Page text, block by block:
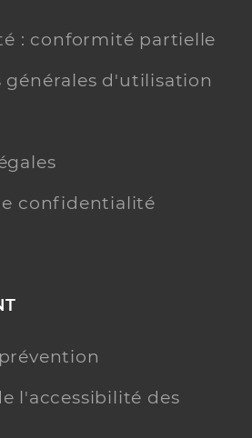
: conformité partielle
générales d'utilisation
confidentialité
l'accessibilité des